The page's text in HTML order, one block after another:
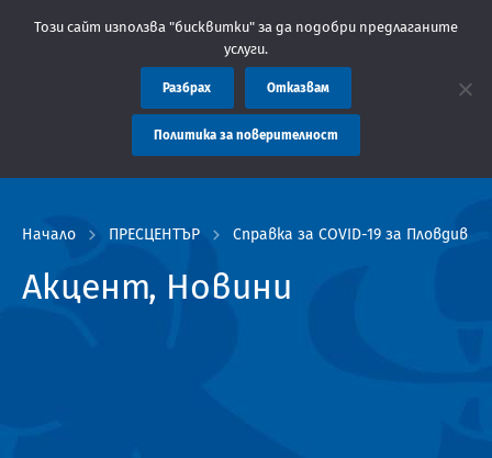
Областна администрация Пловдив препоръчва
Начало ПРЕСЦЕНТЪР Справка за COVID-19 за Пловдив и
Акцент, Новини
Този сайт използва "бисквитки" за да подобри предлаганите
услуги.
Разбрах Отказвам
Политика за поверителност